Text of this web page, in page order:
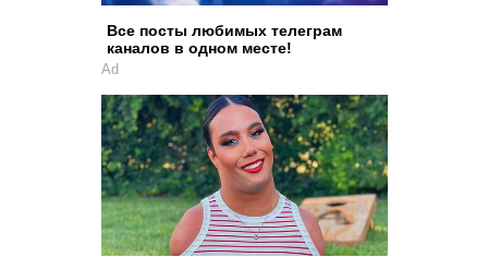
Все посты любимых телеграм
каналов в одном месте!
Ad